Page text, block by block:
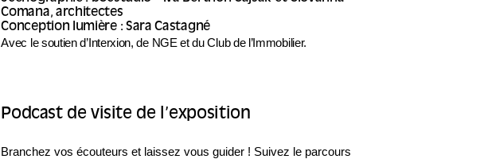
Comana, architectes
Conception lumière : Sara Castagné
Avec le soutien d’Interxion, de NGE et du Club de l’Immobilier.
Podcast de visite de l’exposition
Branchez vos écouteurs et laissez vous guider ! Suivez le parcours